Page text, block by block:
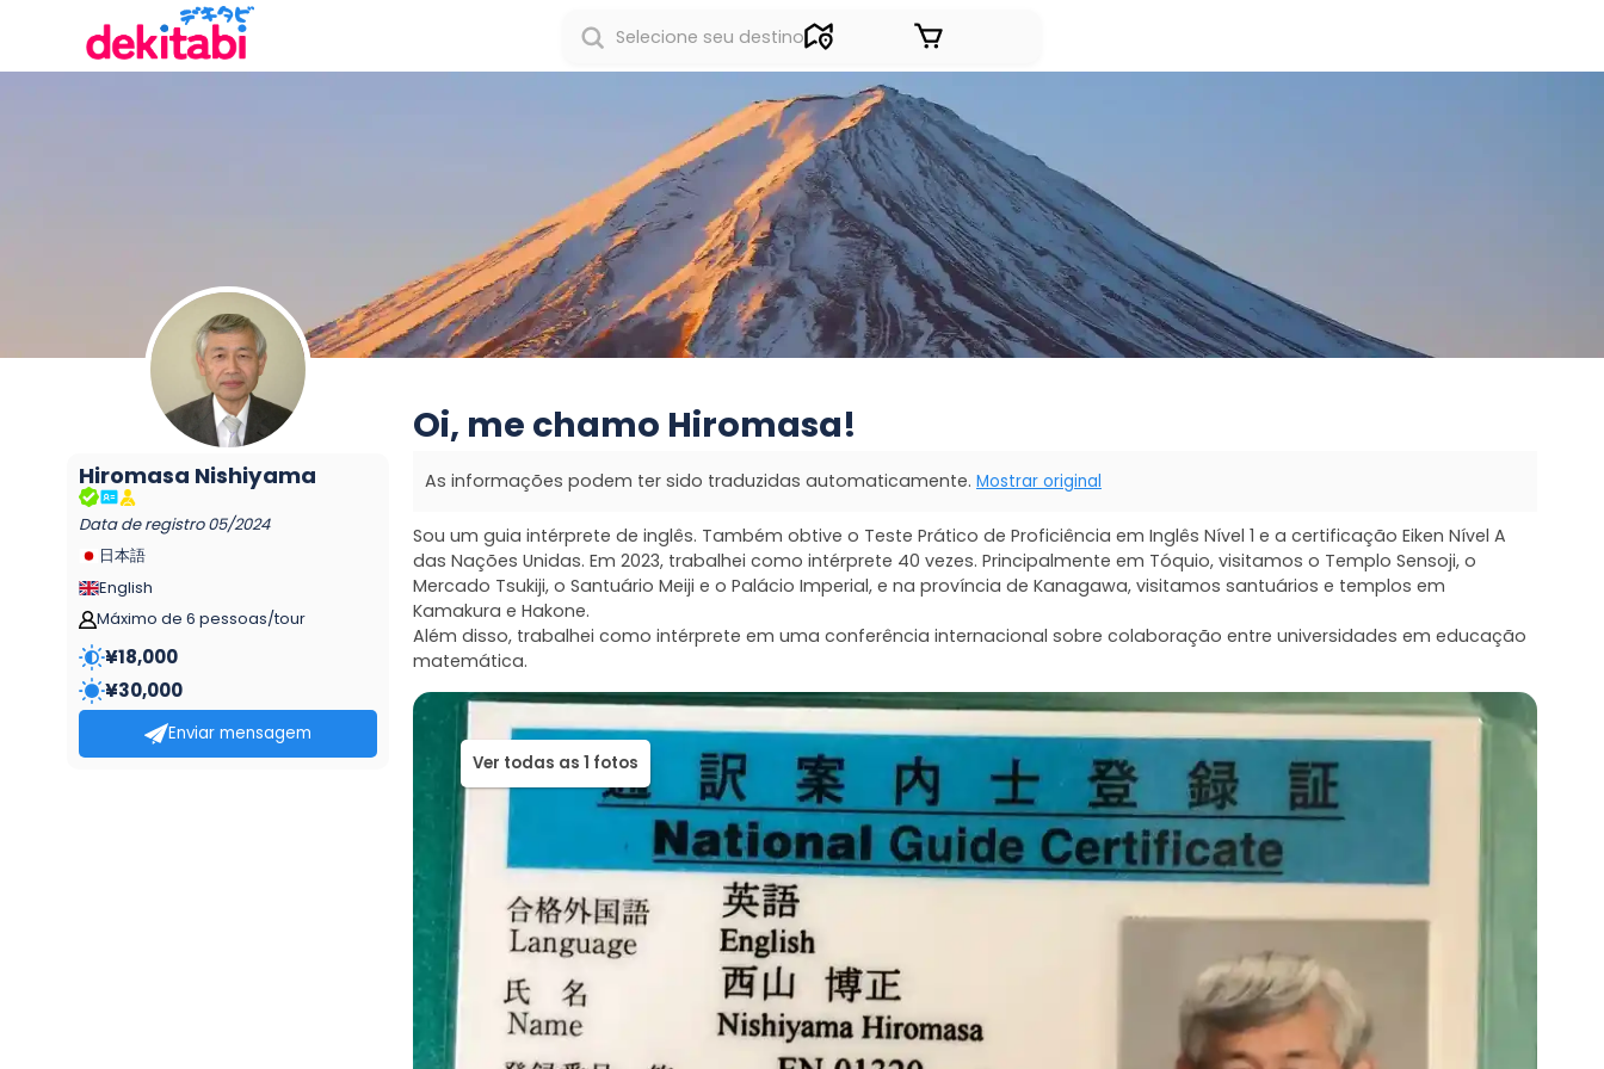
Oi, me chamo Hiromasa!
As informações podem ter sido traduzidas automaticamente. Mostrar original
Sou um guia intérprete de inglês. Também obtive o Teste Prático de Proficiência em Inglês Nível 1 e a certificação Eiken Nível A
das Nações Unidas. Em 2023, trabalhei como intérprete 40 vezes. Principalmente em Tóquio, visitamos o Templo Sensoji, o
Mercado Tsukiji, o Santuário Meiji e o Palácio Imperial, e na província de Kanagawa, visitamos santuários e templos em
Kamakura e Hakone.
Além disso, trabalhei como intérprete em uma conferência internacional sobre colaboração entre universidades em educação
Ver todas as 1 fotos
Hiromasa Nishiyama
Data de registro 05/2024
日本語
English
Máximo de 6 pessoas/tour
¥18,000
¥30,000
Enviar mensagem